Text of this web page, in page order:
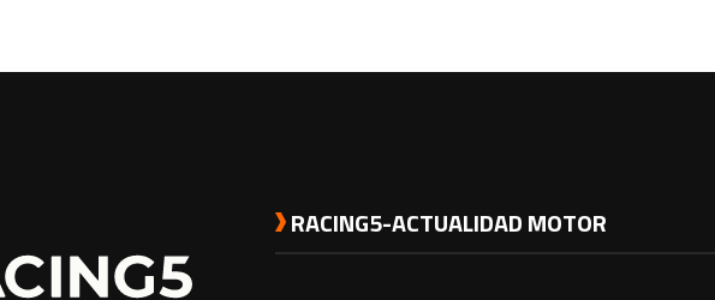
RACING5-ACTUALIDAD MOTOR